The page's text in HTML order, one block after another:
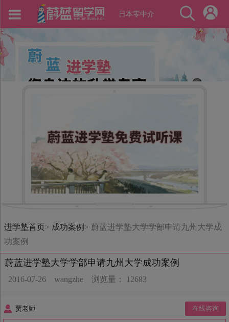
日本零中介
进学塾首页 > 成功案例 > 蔚蓝进学塾大学学部申请九州大学成
功案例
蔚蓝进学塾大学学部申请九州大学成功案例
2016-07-26 wangzhe 浏览量： 12683
贾老师 在线咨询